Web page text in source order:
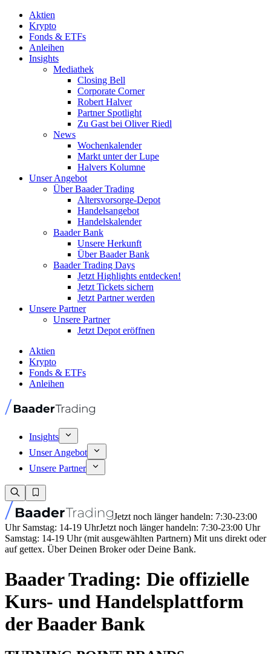
Aktien
Krypto
Fonds & ETFs
Anleihen
Insights
Mediathek
Closing Bell
Corporate Corner
Robert Halver
Partner Spotlight
Zu Gast bei Oliver Riedl
News
Wochenkalender
Markt unter der Lupe
Halvers Kolumne
Unser Angebot
Über Baader Trading
Altersvorsorge-Depot
Handelsangebot
Handelskalender
Baader Bank
Unsere Herkunft
Über Baader Bank
Baader Trading Days
Jetzt Highlights entdecken!
Jetzt Tickets sichern
Jetzt Partner werden
Unsere Partner
Unsere Partner
Jetzt Depot eröffnen
Aktien
Krypto
Fonds & ETFs
Anleihen
Insights
Unser Angebot
Unsere Partner
Jetzt noch länger handeln: 7:30-23:00
Uhr Samstag: 14-19 UhrJetzt noch länger handeln: 7:30-23:00 Uhr
Samstag: 14-19 Uhr (mit ausgewählten Partnern) Mit uns direkt oder
auf gettex. Über Deinen Broker oder Deine Bank.
Baader Trading: Die offizielle
Kurs- und Handelsplattform
der Baader Bank